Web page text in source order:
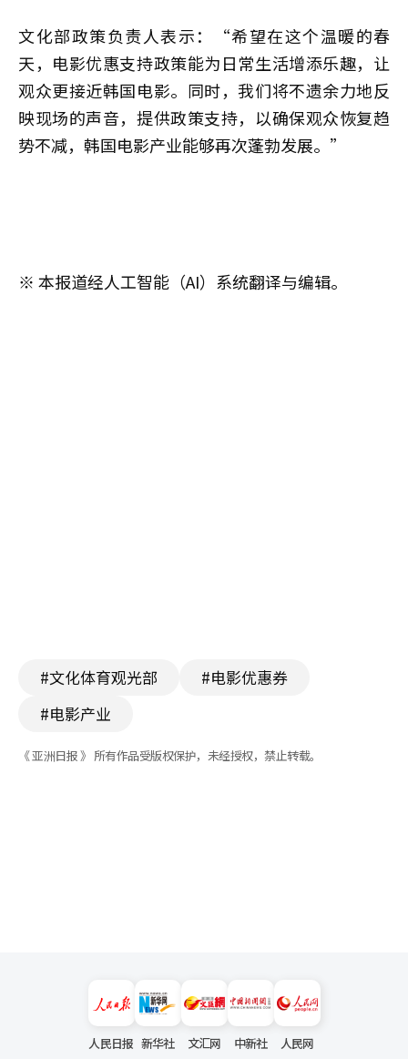
文化部政策负责人表示：“希望在这个温暖的春
天，电影优惠支持政策能为日常生活增添乐趣，让
观众更接近韩国电影。同时，我们将不遗余力地反
映现场的声音，提供政策支持，以确保观众恢复趋
势不减，韩国电影产业能够再次蓬勃发展。”
※ 本报道经人工智能（AI）系统翻译与编辑。
#文化体育观光部
#电影优惠券
#电影产业
《 亚洲日报 》 所有作品受版权保护，未经授权，禁止转载。
人民日报 新华社 文汇网 中新社 人民网